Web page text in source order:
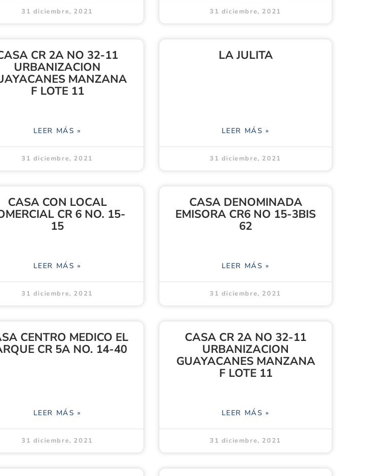
31 diciembre, 2021 31 diciembre, 2021
CR 2A NO 32-11
URBANIZACION
MANZANA
F LOTE 11
LEER MÁS »
31 diciembre, 2021
LA JULITA
LEER MÁS »
31 diciembre, 2021
CASA CON LOCAL
CR 6 NO. 15-
15
LEER MÁS »
31 diciembre, 2021
CASA DENOMINADA
EMISORA CR6 NO 15-3BIS
62
LEER MÁS »
31 diciembre, 2021
CENTRO MEDICO EL
CR 5A NO. 14-40
LEER MÁS »
31 diciembre, 2021
CASA CR 2A NO 32-11
URBANIZACION
GUAYACANES MANZANA
F LOTE 11
LEER MÁS »
31 diciembre, 2021